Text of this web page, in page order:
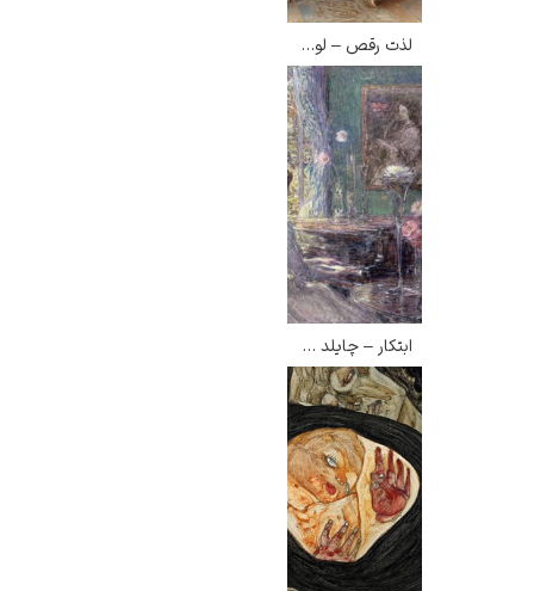
لذت رقص – لوئیجی کاوالیری
ابتکار – چایلد هسام